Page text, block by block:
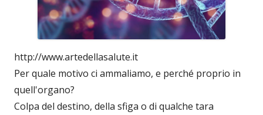
http://www.artedellasalute.it
Per quale motivo ci ammaliamo, e perché proprio in
quell'organo?
Colpa del destino, della sfiga o di qualche tara